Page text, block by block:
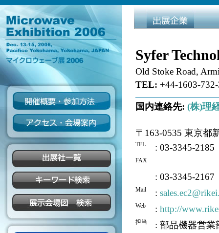
Syfer
Old Stoke Road,
TEL: +44-1603-
国内連絡先: (株)理
〒163-0535 東京都
TEL : 03-3345-2185
FAX
: 03-3345-2167
Mail :
Web : http://
担当 : 部品機器営